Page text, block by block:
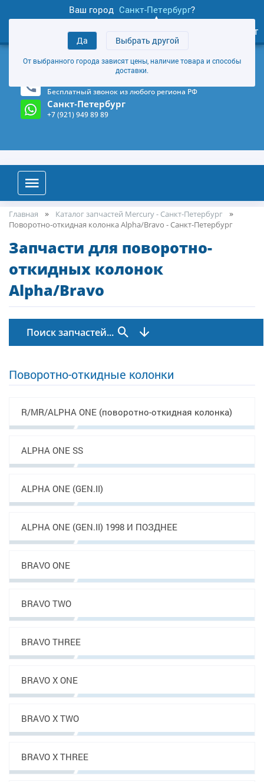
Ваш город Санкт-Петербург?
Да Выбрать другой
От выбранного города зависят цены, наличие товара и способы
доставки.
товаров
Личный кабинет
+7 (921) 949 89 89
Магазин и склад в Санкт-Петербурге (Карта)
Бесплатный звонок из любого региона РФ
Санкт-Петербург
+7 (921) 949 89 89
Главная
Каталог запчастей Mercury - Санкт-Петербург
Поворотно-откидная колонка Alpha/Bravo - Санкт-Петербург
Запчасти для поворотно-
откидных колонок
Alpha/Bravo
Поиск запчастей...
Поворотно-откидные колонки
R/MR/ALPHA ONE (поворотно-откидная колонка)
ALPHA ONE SS
ALPHA ONE (GEN.II)
ALPHA ONE (GEN.II) 1998 И ПОЗДНЕЕ
BRAVO ONE
BRAVO TWO
BRAVO THREE
BRAVO X ONE
BRAVO X TWO
BRAVO X THREE